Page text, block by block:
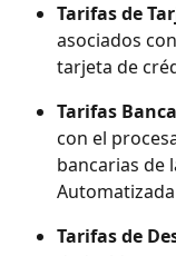
Tarifas de
asociados
tarjeta de
Tarifas
con el
bancarias de
Automatizada
Tarifas de